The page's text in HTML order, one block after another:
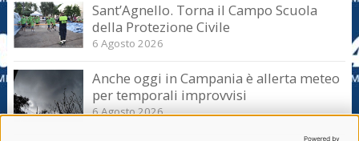
Sant’Agnello. Torna il Campo Scuola
della Protezione Civile
6 Agosto 2026
Anche oggi in Campania è allerta meteo
per temporali improvvisi
6 Agosto 2026